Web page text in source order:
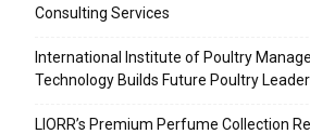
Consulting Services
International Institute of Poultry
Technology Builds Future Poultry
LIORR’s Premium Perfume Collection